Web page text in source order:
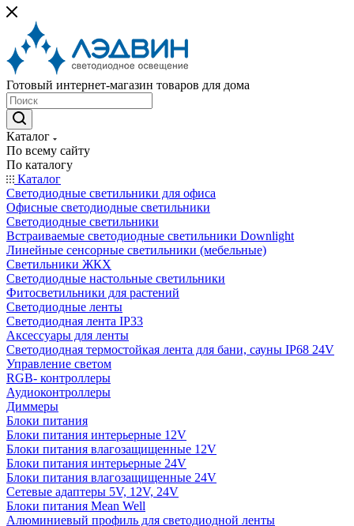
Готовый интернет-магазин товаров для дома
Каталог
По всему сайту
По каталогу
Каталог
Светодиодные светильники для офиса
Офисные светодиодные светильники
Светодиодные светильники
Встраиваемые светодиодные светильники Downlight
Линейные сенсорные светильники (мебельные)
Светильники ЖКХ
Светодиодные настольные светильники
Фитосветильники для растений
Светодиодные ленты
Светодиодная лента IP33
Аксессуары для ленты
Светодиодная термостойкая лента для бани, сауны IP68 24V
Управление светом
RGB- контроллеры
Аудиоконтроллеры
Диммеры
Блоки питания
Блоки питания интерьерные 12V
Блоки питания влагозащищенные 12V
Блоки питания интерьерные 24V
Блоки питания влагозащищенные 24V
Сетевые адаптеры 5V, 12V, 24V
Блоки питания Mean Well
Алюминиевый профиль для светодиодной ленты